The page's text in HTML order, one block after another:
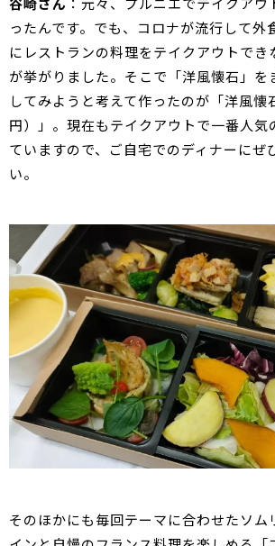
ったんです。でも、コロナが流行して外
にレストランの料理をテイクアウトでき
が挙がりました。そこで「洋風懐石」を
してみようと考えて作ったのが「洋風懐
円）」。現在もテイクアウトで一番人気
ていますので、ご自宅でのディナーにぜ
い。
そのほかにも毎回テーマに合わせたソム